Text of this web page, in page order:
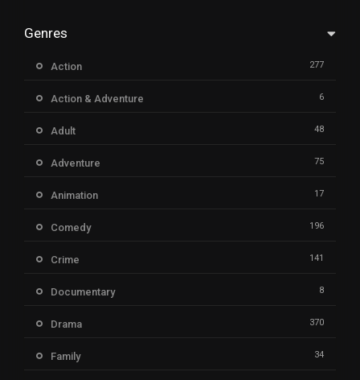
Genres
Action 277
Action & Adventure 6
Adult 48
Adventure 75
Animation 17
Comedy 196
Crime 141
Documentary 8
Drama 370
Family 34